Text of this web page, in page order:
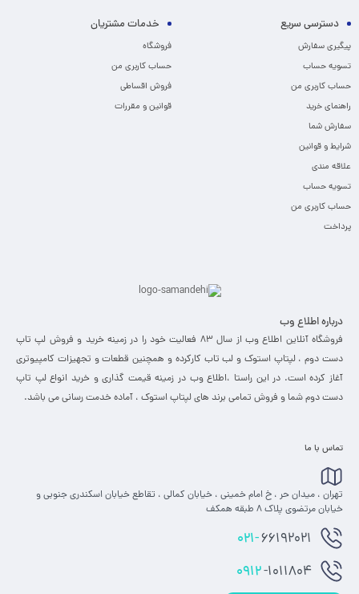
دسترسی سریع
پیگیری سفارش
تسویه حساب
حساب کاربری من
راهنمای خرید
سفارش شما
شرایط و قوانین
علاقه مندی
تسویه حساب
حساب کاربری من
پرداخت
خدمات مشتریان
فروشگاه
حساب کاربری من
فروش اقساطی
قوانین و مقررات
درباره اطلاع وب
فروشگاه آنلاین اطلاع وب از سال 83 فعالیت خود را در زمینه خرید و فروش لپ تاپ
دست دوم ، لپتاپ استوک و لب تاب کارکرده و همچنین قطعات و تجهیزات کامپیوتری
آغاز کرده است. در این راستا ،‌اطلاع وب در زمینه قیمت گذاری و خرید انواع لپ تاپ
دست دوم شما و فروش تمامی برند های لپتاپ استوک ، آماده خدمت رسانی می باشد.
تماس با ما
تهران ، میدان حر ، خ امام خمینی ، خیابان کمالی ، تقاطع خیابان اسکندری جنوبی و
خیابان مرتضوی پلاک 8 طبقه همکف
021-66192021
0912-1011804